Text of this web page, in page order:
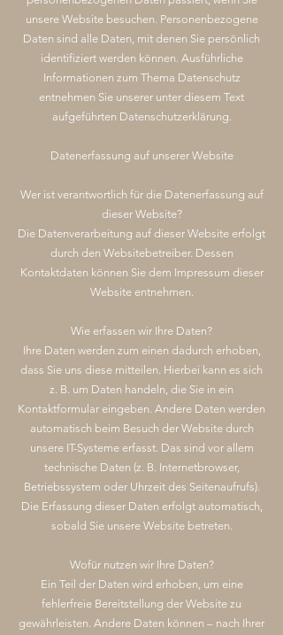
unsere Website besuchen. Personenbezogene
Daten sind alle Daten, mit denen Sie persönlich
identifiziert werden können. Ausführliche
Informationen zum Thema Datenschutz
entnehmen Sie unserer unter diesem Text
aufgeführten Datenschutzerklärung.
Datenerfassung auf unserer Website
Wer ist verantwortlich für die Datenerfassung auf
dieser Website?
Die Datenverarbeitung auf dieser Website erfolgt
durch den Websitebetreiber. Dessen
Kontaktdaten können Sie dem Impressum dieser
Website entnehmen.
Wie erfassen wir Ihre Daten?
Ihre Daten werden zum einen dadurch erhoben,
dass Sie uns diese mitteilen. Hierbei kann es sich
z. B. um Daten handeln, die Sie in ein
Kontaktformular eingeben. Andere Daten werden
automatisch beim Besuch der Website durch
unsere IT-Systeme erfasst. Das sind vor allem
technische Daten (z. B. Internetbrowser,
Betriebssystem oder Uhrzeit des Seitenaufrufs).
Die Erfassung dieser Daten erfolgt automatisch,
sobald Sie unsere Website betreten.
Wofür nutzen wir Ihre Daten?
Ein Teil der Daten wird erhoben, um eine
fehlerfreie Bereitstellung der Website zu
gewährleisten. Andere Daten können – nach Ihrer